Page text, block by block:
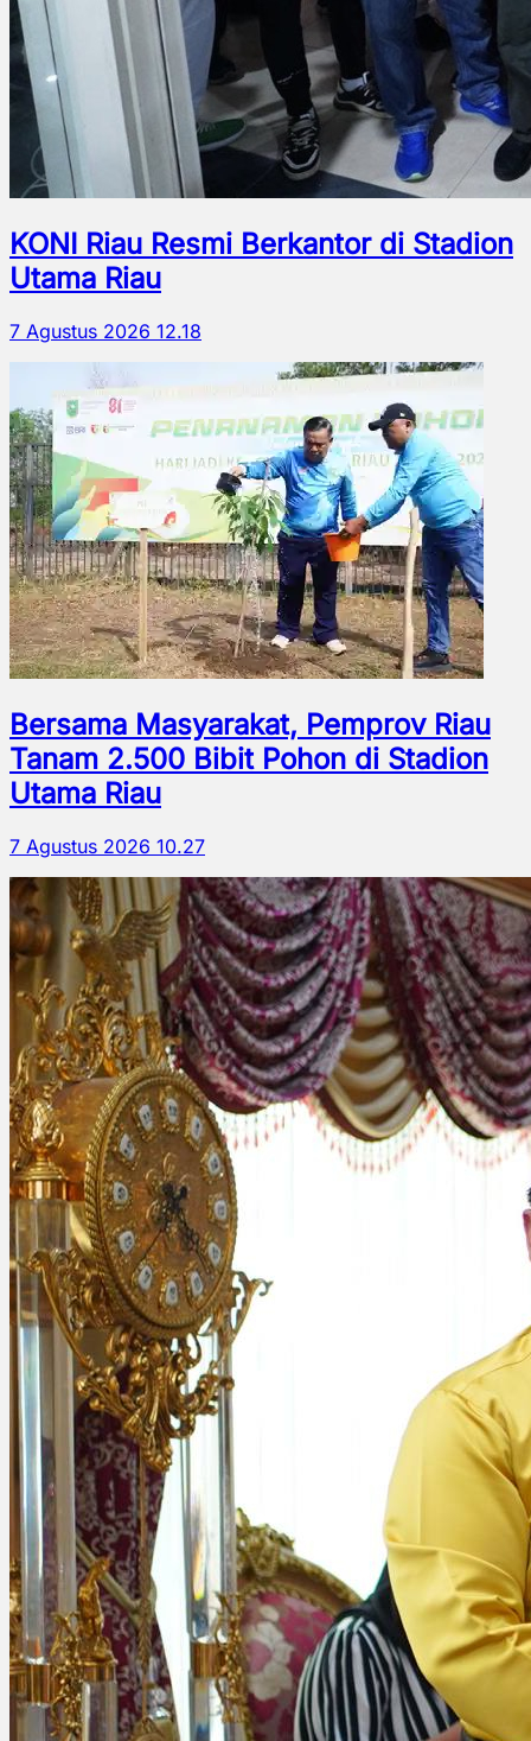
KONI Riau Resmi Berkantor di Stadion
Utama Riau
7 Agustus 2026 12.18
Bersama Masyarakat, Pemprov Riau
Tanam 2.500 Bibit Pohon di Stadion
Utama Riau
7 Agustus 2026 10.27